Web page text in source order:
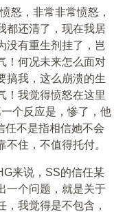
怒，非常非常愤怒，
都还清了，现在我居
没有重生剂挂了，岂
！何况未来怎么面对
搞我，这么崩溃的生
！我觉得愤怒在这里
个反应是，惨了，他
任不是指相信她不会
住，不值得托付。
来说，SS的信任某
一个问题，就是关于
我觉得是不包含，